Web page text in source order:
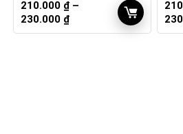
210.000 ₫ –
230.000 ₫Khoảng
giá: